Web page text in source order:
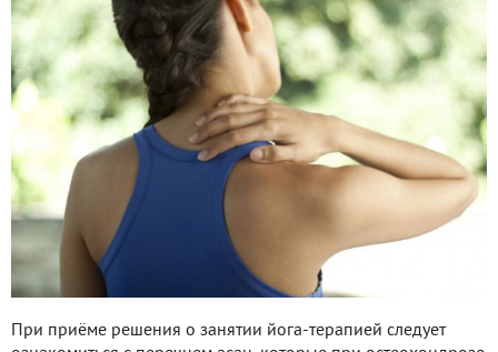
При приёме решения о занятии йога-терапией следует